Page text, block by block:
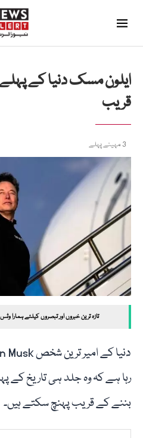
ایلون مسک دنیا کے
قریب
3 مہینے پہلے
تازہ ترین خبروں اور تبصروں کیلئے ہمارا
رہا ہے کہ وہ جلد ہی تاریخ کے
بننے کے قریب پہنچ سکتے ہیں۔